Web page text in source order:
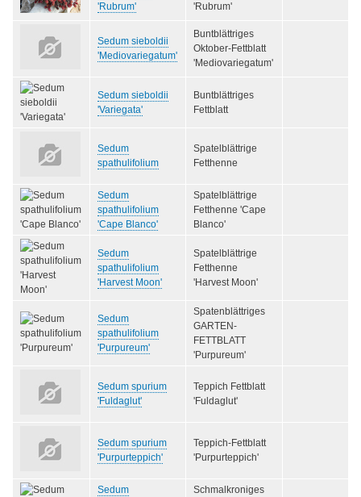
'Rubrum'
'Rubrum'
Sedum sieboldii
'Mediovariegatum'
Buntblättriges
Oktober-Fettblatt
'Mediovariegatum'
Sedum sieboldii
'Variegata'
Buntblättriges
Fettblatt
Sedum
spathulifolium
Spatelblättrige
Fetthenne
Sedum
spathulifolium
'Cape Blanco'
Spatelblättrige
Fetthenne 'Cape
Blanco'
Sedum
spathulifolium
'Harvest Moon'
Spatelblättrige
Fetthenne
'Harvest Moon'
Sedum
spathulifolium
'Purpureum'
Spatenblättriges
GARTEN-
FETTBLATT
'Purpureum'
Sedum spurium
'Fuldaglut'
Teppich Fettblatt
'Fuldaglut'
Sedum spurium
'Purpurteppich'
Teppich-Fettblatt
'Purpurteppich'
Sedum
Schmalkroniges